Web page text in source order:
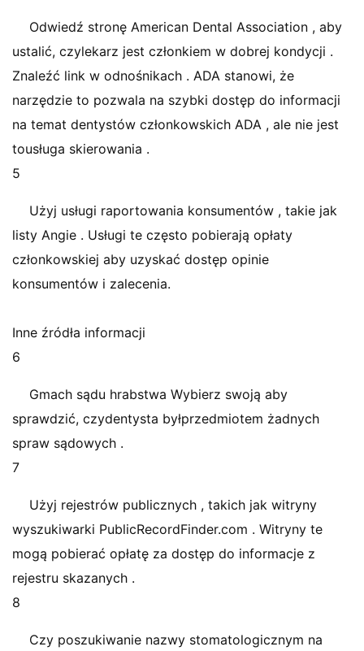
Odwiedź stronę American Dental Association , aby
ustalić, czylekarz jest członkiem w dobrej kondycji .
Znaleźć link w odnośnikach . ADA stanowi, że
narzędzie to pozwala na szybki dostęp do informacji
na temat dentystów członkowskich ADA , ale nie jest
tousługa skierowania .
5
Użyj usługi raportowania konsumentów , takie jak
listy Angie . Usługi te często pobierają opłaty
członkowskiej aby uzyskać dostęp opinie
konsumentów i zalecenia.
Inne źródła informacji
6
Gmach sądu hrabstwa Wybierz swoją aby
sprawdzić, czydentysta byłprzedmiotem żadnych
spraw sądowych .
7
Użyj rejestrów publicznych , takich jak witryny
wyszukiwarki PublicRecordFinder.com . Witryny te
mogą pobierać opłatę za dostęp do informacje z
rejestru skazanych .
8
Czy poszukiwanie nazwy stomatologicznym na